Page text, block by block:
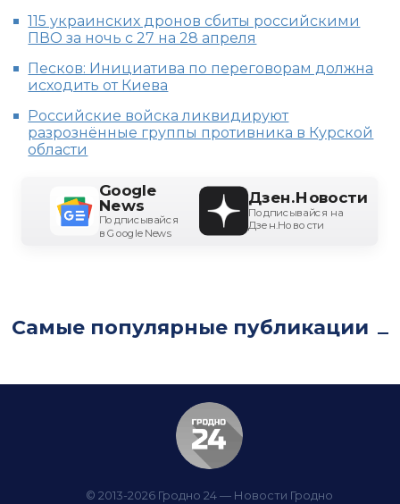
115 украинских дронов сбиты российскими
ПВО за ночь с 27 на 28 апреля
Песков: Инициатива по переговорам должна
исходить от Киева
Российские войска ликвидируют
разрознённые группы противника в Курской
области
Google
News
Подписывайся
в Google News
Дзен.Новости
Подписывайся на
Дзен.Новости
Самые популярные публикации
© 2013-2026 Гродно 24 — Новости Гродно